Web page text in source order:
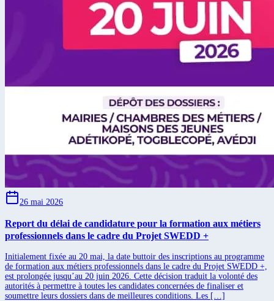
26 mai 2026
Report du délai de candidature pour la formation aux métiers
professionnels dans le cadre du Projet SWEDD +
Initialement fixée au 20 mai, la date buttoir des inscriptions au programme
de formation aux métiers professionnels dans le cadre du Projet SWEDD +,
est prolongée jusqu’au 20 juin 2026. Cette décision traduit la volonté des
autorités à permettre à toutes les candidates concernées de finaliser et
soumettre leurs dossiers dans de meilleures conditions. Les […]